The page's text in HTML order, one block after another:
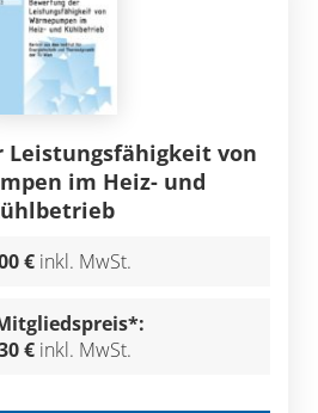
Leistungsfähigkeit von
im Heiz- und
€ inkl. MwSt.
€ inkl. MwSt.